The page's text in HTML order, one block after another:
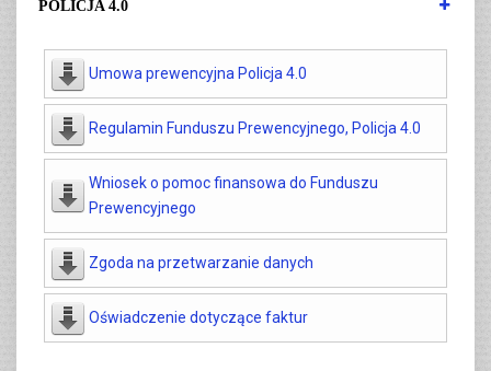
POLICJA 4.0
Umowa prewencyjna Policja 4.0
Regulamin Funduszu Prewencyjnego, Policja 4.0
Wniosek o pomoc finansowa do Funduszu
Prewencyjnego
Zgoda na przetwarzanie danych
Oświadczenie dotyczące faktur